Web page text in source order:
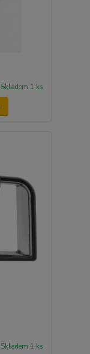
Skladem 1 ks
Skladem 1 ks